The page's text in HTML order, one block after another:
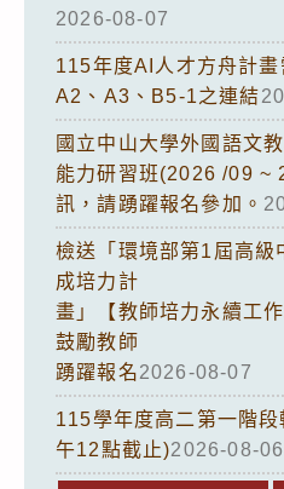
2026-08-07
115年度AI人才方舟計畫
A2、A3、B5-1之連結
國立中山大學外國語文
能力研習班(2026 /09 ~
訊，請踴躍報名參加。
檢送「環境部第1屆高級
成培力計
畫」【教師培力永續工
鼓勵教師
踴躍報名2026-08-07
115學年度高二第一階
午12點截止)2026-08-06